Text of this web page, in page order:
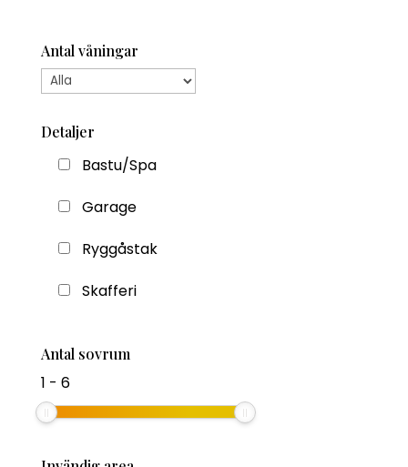
Antal våningar
Detaljer
Bastu/Spa
Garage
Ryggåstak
Skafferi
Antal sovrum
1 - 6